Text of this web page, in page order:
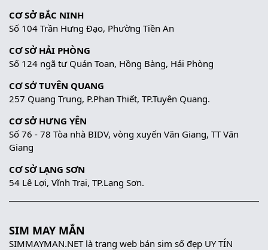
CƠ SỞ BẮC NINH
Số 104 Trần Hưng Đạo, Phường Tiền An
CƠ SỞ HẢI PHÒNG
Số 124 ngã tư Quán Toan, Hồng Bàng, Hải Phòng
CƠ SỞ TUYÊN QUANG
257 Quang Trung, P.Phan Thiết, TP.Tuyên Quang.
CƠ SỞ HƯNG YÊN
Số 76 - 78 Tòa nhà BIDV, vòng xuyến Văn Giang, TT Văn
Giang
CƠ SỞ LẠNG SƠN
54 Lê Lợi, Vĩnh Trại, TP.Lạng Sơn.
SIM MAY MẮN
SIMMAYMAN.NET là trang web bán sim số đẹp UY TÍN